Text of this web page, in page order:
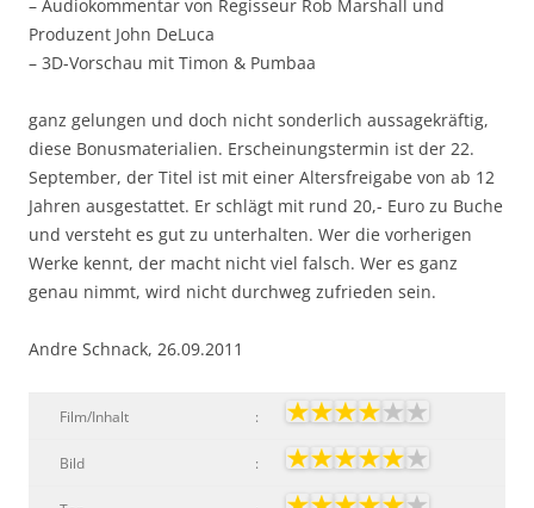
– Audiokommentar von Regisseur Rob Marshall und
Produzent John DeLuca
– 3D-Vorschau mit Timon & Pumbaa
ganz gelungen und doch nicht sonderlich aussagekräftig,
diese Bonusmaterialien. Erscheinungstermin ist der 22.
September, der Titel ist mit einer Altersfreigabe von ab 12
Jahren ausgestattet. Er schlägt mit rund 20,- Euro zu Buche
und versteht es gut zu unterhalten. Wer die vorherigen
Werke kennt, der macht nicht viel falsch. Wer es ganz
genau nimmt, wird nicht durchweg zufrieden sein.
Andre Schnack, 26.09.2011
Film/Inhalt :
Bild :